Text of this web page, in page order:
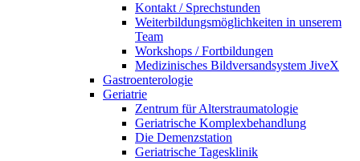
Kontakt / Sprechstunden
Weiterbildungsmöglichkeiten in unserem
Team
Workshops / Fortbildungen
Medizinisches Bildversandsystem JiveX
Gastroenterologie
Geriatrie
Zentrum für Alterstraumatologie
Geriatrische Komplexbehandlung
Die Demenzstation
Geriatrische Tagesklinik